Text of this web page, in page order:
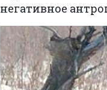
негативное